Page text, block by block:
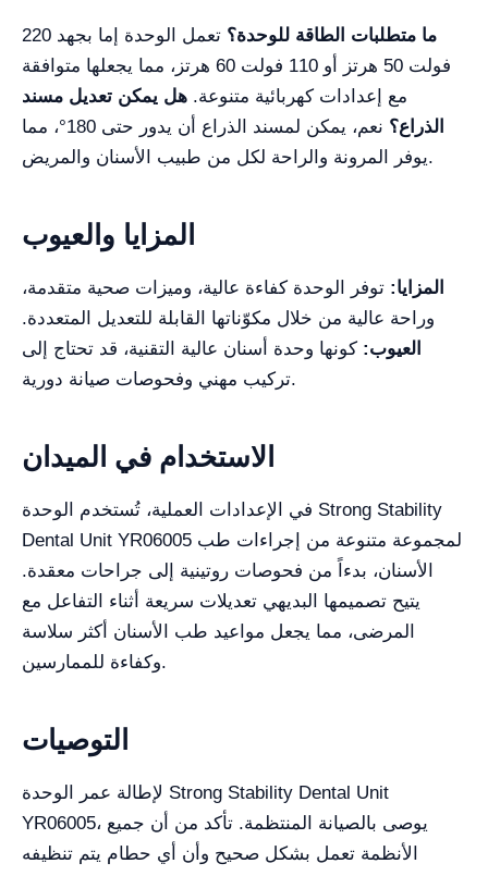
ما متطلبات الطاقة للوحدة؟
تعمل الوحدة إما بجهد 220
فولت 50 هرتز أو 110 فولت 60 هرتز، مما يجعلها متوافقة
مع إعدادات كهربائية متنوعة. هل يمكن تعديل مسند
الذراع؟
نعم، يمكن لمسند الذراع أن يدور حتى 180°، مما
يوفر المرونة والراحة لكل من طبيب الأسنان والمريض.
المزايا والعيوب
المزايا: توفر الوحدة كفاءة عالية، وميزات صحية متقدمة،
وراحة عالية من خلال مكوّناتها القابلة للتعديل المتعددة.
العيوب: كونها وحدة أسنان عالية التقنية، قد تحتاج إلى
تركيب مهني وفحوصات صيانة دورية.
الاستخدام في الميدان
في الإعدادات العملية، تُستخدم الوحدة Strong Stability
Dental Unit YR06005 لمجموعة متنوعة من إجراءات طب
الأسنان، بدءاً من فحوصات روتينية إلى جراحات معقدة.
يتيح تصميمها البديهي تعديلات سريعة أثناء التفاعل مع
المرضى، مما يجعل مواعيد طب الأسنان أكثر سلاسة
وكفاءة للممارسين.
التوصيات
لإطالة عمر الوحدة Strong Stability Dental Unit
YR06005، يوصى بالصيانة المنتظمة. تأكد من أن جميع
الأنظمة تعمل بشكل صحيح وأن أي حطام يتم تنظيفه